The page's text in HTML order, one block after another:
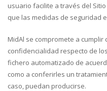
usuario facilite a través del
que las medidas de seguridad
MidAl se compromete a
confidencialidad respecto de
fichero automatizado de
como a conferirles un
caso, puedan producirse.